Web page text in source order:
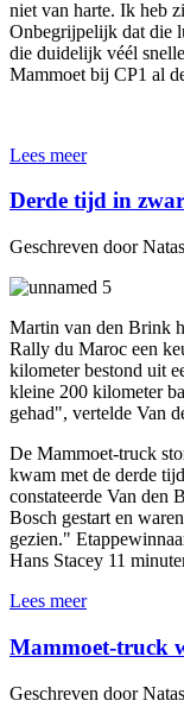
niet van harte. Ik heb
Onbegrijpelijk dat die
die duidelijk véél
Mammoet bij CP1 al
Lees meer
Derde tijd in
Geschreven door
Martin van den Brink
Rally du Maroc een
kilometer bestond uit
kleine 200 kilometer
gehad", vertelde Van
De Mammoet-truck
kwam met de derde
constateerde Van den
Bosch gestart en
gezien."
Hans Stacey 11
Lees meer
Mammoet-truck
Geschreven door